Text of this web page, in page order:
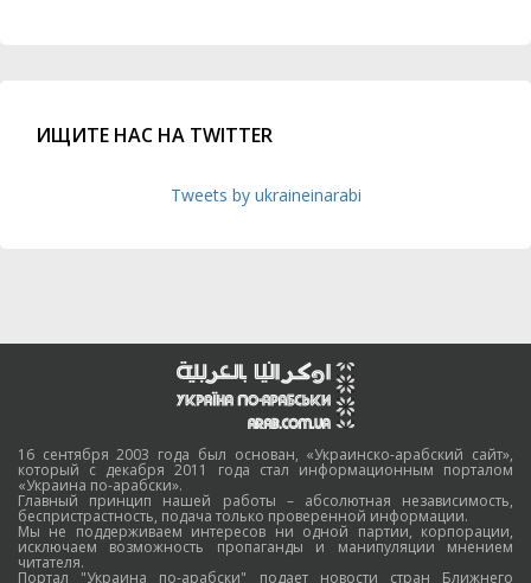
ИЩИТЕ НАС НА TWITTER
Tweets by ukraineinarabi
16 сентября 2003 года был основан, «Украинско-арабский сайт»,
который с декабря 2011 года стал информационным порталом
«Украина по-арабски».
Главный принцип нашей работы – абсолютная независимость,
беспристрастность, подача только проверенной информации.
Мы не поддерживаем интересов ни одной партии, корпорации,
исключаем возможность пропаганды и манипуляции мнением
читателя.
Портал "Украина по-арабски" подает новости стран Ближнего